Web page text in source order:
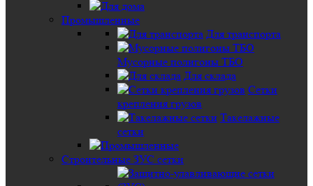
Промышленные
Для транспорта
Мусорные полигоны ТБО
Для склада
Сетки
крепления грузов
Такелажные
сетки
Строительные ЗУС сетки